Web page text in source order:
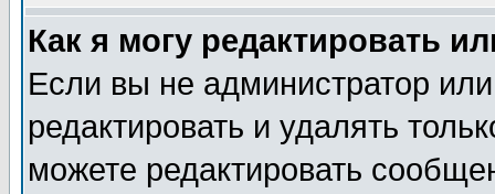
Как я могу редактировать
Если вы не администратор
редактировать и удалять
можете редактировать